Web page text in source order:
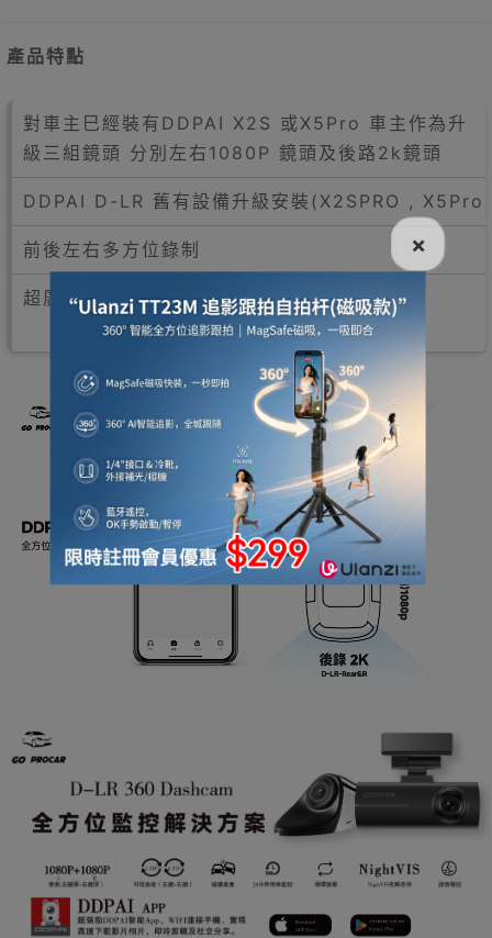
產品特點
對車主巳經裝有DDPAI X2S 或X5Pro 車主作為升
級三組鏡頭 分別左右1080P 鏡頭及後路2k鏡頭
DDPAI D-LR 舊有設備升級安裝(X2SPRO , X5Pro
前後左右多方位錄制
超廣視野範圍
×